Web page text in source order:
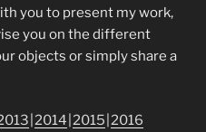
you to present my work,
you on the different
objects or simply share a
2014 2015 2016